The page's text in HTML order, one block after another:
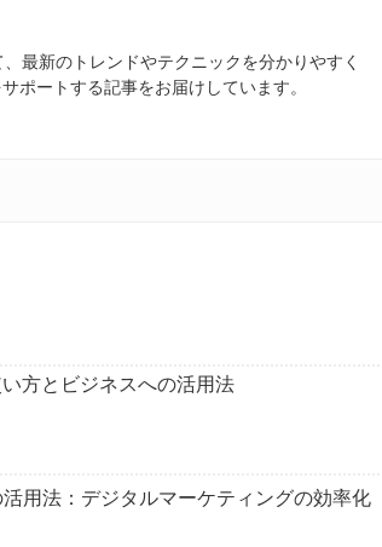
最新のトレンドやテクニックを分かりやすく
ポートする記事をお届けしています。
方とビジネスへの活用法
用法：デジタルマーケティングの効率化